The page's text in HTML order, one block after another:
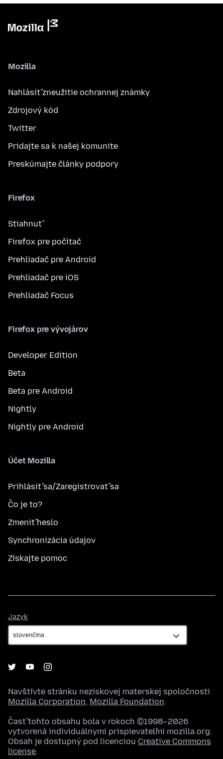
Mozilla
Nahlásiť zneužitie ochrannej známky
Zdrojový kód
Twitter
Pridajte sa k našej komunite
Preskúmajte články podpory
Firefox
Stiahnuť
Firefox pre počítač
Prehliadač pre Android
Prehliadač pre iOS
Prehliadač Focus
Firefox pre vývojárov
Developer Edition
Beta
Beta pre Android
Nightly
Nightly pre Android
Účet Mozilla
Prihlásiť sa/Zaregistrovať sa
Čo je to?
Zmeniť heslo
Synchronizácia údajov
Získajte pomoc
Jazyk
Navštívte stránku neziskovej materskej spoločnosti
Mozilla Corporation, Mozilla Foundation.
Časť tohto obsahu bola v rokoch ©1998–2026
vytvorená individuálnymi prispievateľmi mozilla.org.
Obsah je dostupný pod licenciou Creative Commons
license.